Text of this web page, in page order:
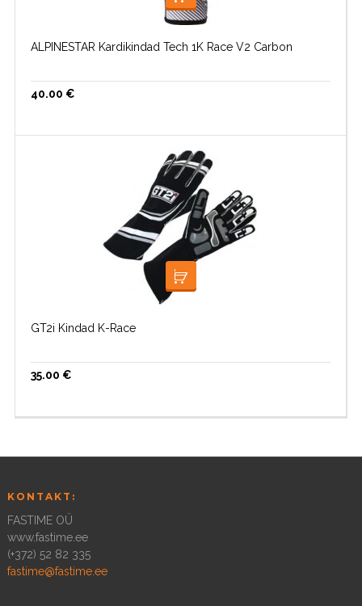
VALI
ALPINESTAR Kardikindad Tech 1K Race V2 Carbon
40.00 €
VALI
GT2i Kindad K-Race
35.00 €
KONTAKT:
FASTIME OÜ
www.fastime.ee
(+372) 52 82 335
fastime@fastime.ee